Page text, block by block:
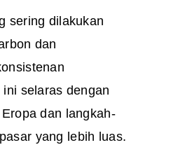
sering dilakukan
dan
selaras dengan
dan langkah-
yang lebih luas.